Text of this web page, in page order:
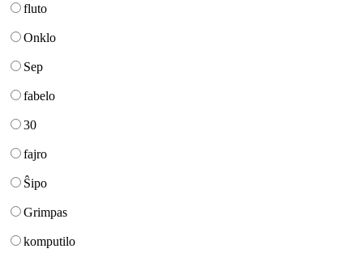
fluto
Onklo
Sep
fabelo
30
fajro
Ŝipo
Grimpas
komputilo